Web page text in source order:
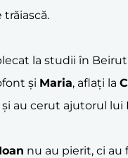
la studii în
și Maria, aflați la
și au cerut ajutorul lui
Ioan nu au pierit, ci au